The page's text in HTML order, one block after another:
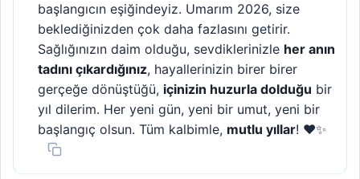
başlangıcın eşiğindeyiz. Umarım 2026, size
beklediğinizden çok daha fazlasını getirir.
Sağlığınızın daim olduğu, sevdiklerinizle her anın
tadını çıkardığınız, hayallerinizin birer birer
gerçeğe dönüştüğü, içinizin huzurla dolduğu bir
yıl dilerim. Her yeni gün, yeni bir umut, yeni bir
başlangıç olsun. Tüm kalbimle, mutlu yıllar! ❤️✨